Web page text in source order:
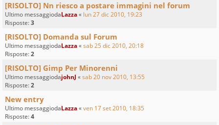
[RISOLTO] Nn riesco a postare immagini nel forum
Ultimo messaggiodaLazza« lun 27 dic 2010, 19:23
Risposte:3
[RISOLTO] Domanda sul Forum
Ultimo messaggiodaLazza«sab 25 dic 2010, 20:18
Risposte:2
[RISOLTO] Gimp Per Minorenni
Ultimo messaggiodajohnJ «sab 20 nov 2010, 13:55
Risposte:2
New entry
Ultimo messaggiodaLazza«ven 17 set 2010, 18:35
Risposte:4